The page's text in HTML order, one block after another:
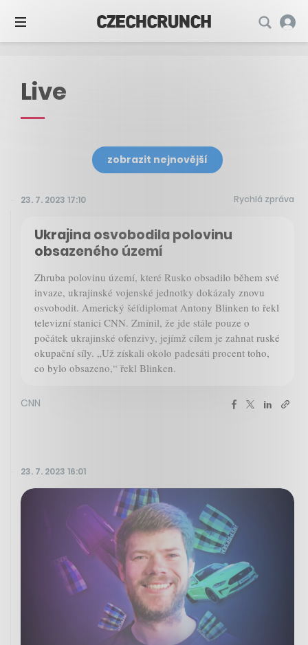
Live
zobrazit nejnovější
23. 7. 2023 17:10 Rychlá zpráva
Ukrajina osvobodila polovinu
obsazeného území
Zhruba polovinu území, které Rusko obsadilo během své
invaze, ukrajinské vojenské jednotky dokázaly znovu
osvobodit. Americký šéfdiplomat Antony Blinken to řekl
televizní stanici CNN. Zmínil, že jde stále pouze o
počátek ukrajinské ofenzivy, jejímž cílem je zahnat ruské
okupační síly. „Už získali okolo padesáti procent toho,
co bylo obsazeno,“ řekl Blinken.
CNN
23. 7. 2023 16:01